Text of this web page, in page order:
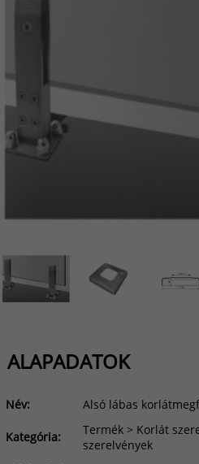
ALAPADATOK
Név: Alsó lábas
Kategória:
Termék > Korlát
szerelvények